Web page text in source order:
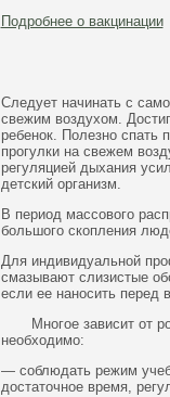
Подробнее о вакцинации
Следует начинать с
свежим воздухом.
ребенок. Полезно спать
прогулки на свежем
регуляцией дыхания
детский организм.
В период массового
большого скопления
Для индивидуальной
смазывают слизистые
если ее наносить перед
Многое зависит от
необходимо:
— соблюдать режим
достаточное время,